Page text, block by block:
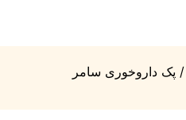
/ پک داروخوری سامر